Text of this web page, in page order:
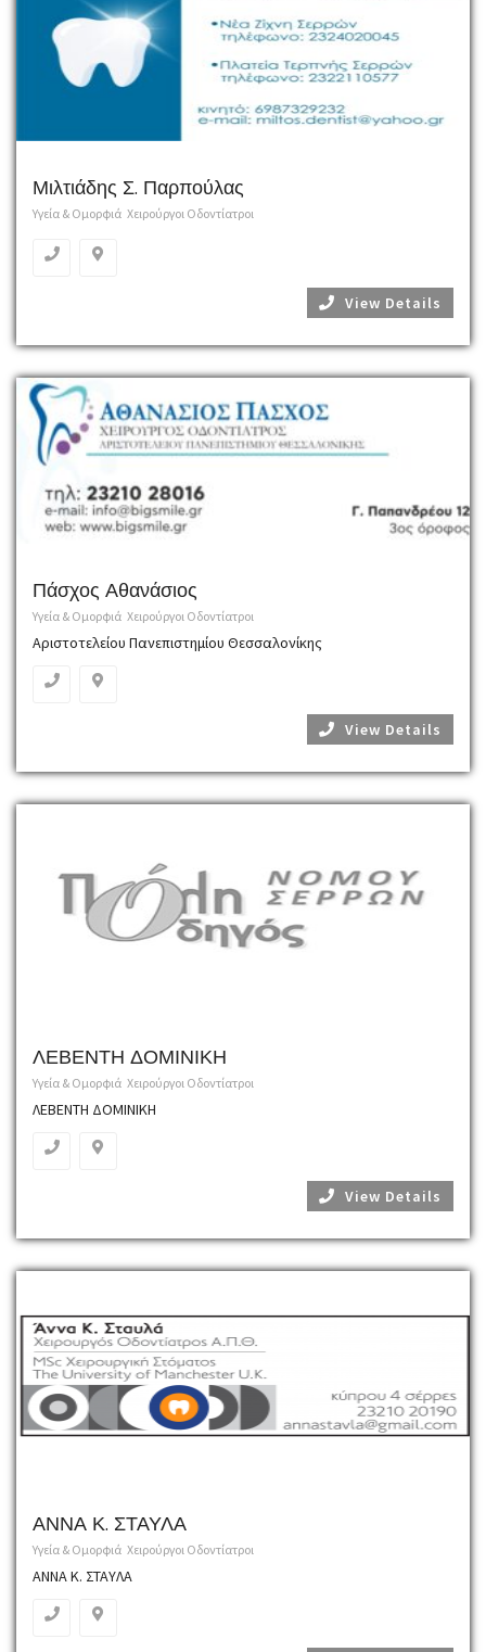
Μιλτιάδης Σ. Παρπούλας
Υγεία & Ομορφιά Χειρούργοι Οδοντίατροι
View Details
Πάσχος Αθανάσιος
Υγεία & Ομορφιά Χειρούργοι Οδοντίατροι
Αριστοτελείου Πανεπιστημίου Θεσσαλονίκης
View Details
ΛΕΒΕΝΤΗ ΔΟΜΙΝΙΚΗ
Υγεία & Ομορφιά Χειρούργοι Οδοντίατροι
ΛΕΒΕΝΤΗ ΔΟΜΙΝΙΚΗ
View Details
ΑΝΝΑ Κ. ΣΤΑΥΛΑ
Υγεία & Ομορφιά Χειρούργοι Οδοντίατροι
ΑΝΝΑ Κ. ΣΤΑΥΛΑ